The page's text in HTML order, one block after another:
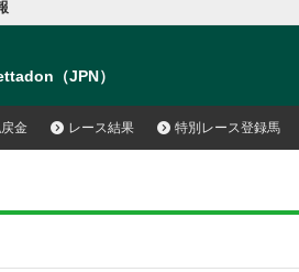
（JPN）
金 レース結果 特別レース登録馬